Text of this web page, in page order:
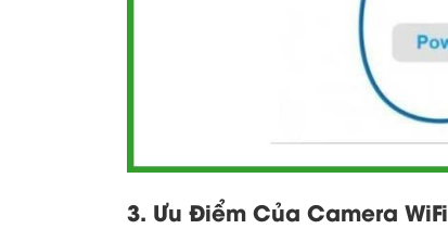
3. Ưu Điểm Của Camera WiFi